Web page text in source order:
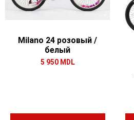
Milano 24 розовый /
белый
5 950 MDL